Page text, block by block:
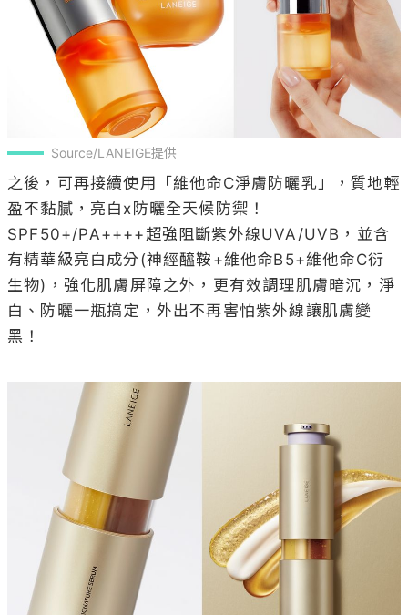
Source/LANEIGE提供
之後，可再接續使用「維他命C淨膚防曬乳」，質地輕
盈不黏膩，亮白x防曬全天候防禦！
SPF50+/PA++++超強阻斷紫外線UVA/UVB，並含
有精華級亮白成分(神經醯鞍+維他命B5+維他命C衍
生物)，強化肌膚屏障之外，更有效調理肌膚暗沉，淨
白、防曬一瓶搞定，外出不再害怕紫外線讓肌膚變
黑！
Source/LANEIGE提供
晚上：先使用富含維他命B5的 #水酷修護保濕醒肌露
(水潤款)於全臉輕拍，修復肌膚屏障並舒緩疲憊肌